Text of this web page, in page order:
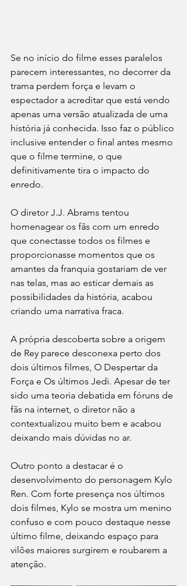
Se no início do filme esses paralelos
parecem interessantes, no decorrer da
trama perdem força e levam o
espectador a acreditar que está vendo
apenas uma versão atualizada de uma
história já conhecida. Isso faz o público
inclusive entender o final antes mesmo
que o filme termine, o que
definitivamente tira o impacto do
enredo.
O diretor J.J. Abrams tentou
homenagear os fãs com um enredo
que conectasse todos os filmes e
proporcionasse momentos que os
amantes da franquia gostariam de ver
nas telas, mas ao esticar demais as
possibilidades da história, acabou
criando uma narrativa fraca.
A própria descoberta sobre a origem
de Rey parece desconexa perto dos
dois últimos filmes, O Despertar da
Força e Os últimos Jedi. Apesar de ter
sido uma teoria debatida em fóruns de
fãs na internet, o diretor não a
contextualizou muito bem e acabou
deixando mais dúvidas no ar.
Outro ponto a destacar é o
desenvolvimento do personagem Kylo
Ren. Com forte presença nos últimos
dois filmes, Kylo se mostra um menino
confuso e com pouco destaque nesse
último filme, deixando espaço para
vilões maiores surgirem e roubarem a
atenção.